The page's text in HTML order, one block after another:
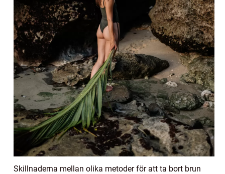
Skillnaderna mellan olika metoder för att ta bort brun